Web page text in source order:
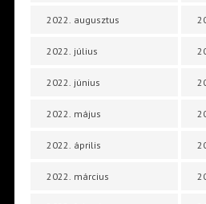
2022. augusztus
2022. július
2022. június
2022. május
2022. április
2022. március